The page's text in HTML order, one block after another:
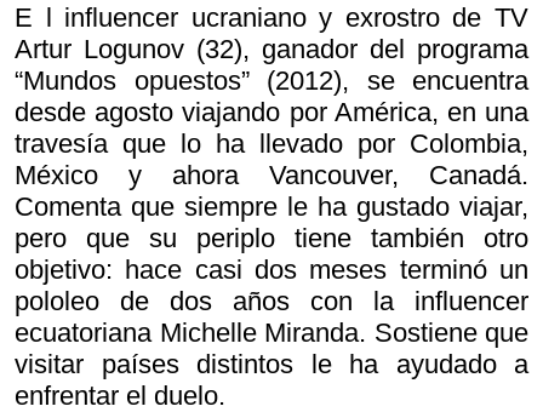
E l influencer ucraniano y exrostro de TV
Artur Logunov (32), ganador del programa
“Mundos opuestos” (2012), se encuentra
desde agosto viajando por América, en una
travesía que lo ha llevado por Colombia,
México y ahora Vancouver, Canadá.
Comenta que siempre le ha gustado viajar,
pero que su periplo tiene también otro
objetivo: hace casi dos meses terminó un
pololeo de dos años con la influencer
ecuatoriana Michelle Miranda. Sostiene que
visitar países distintos le ha ayudado a
enfrentar el duelo.